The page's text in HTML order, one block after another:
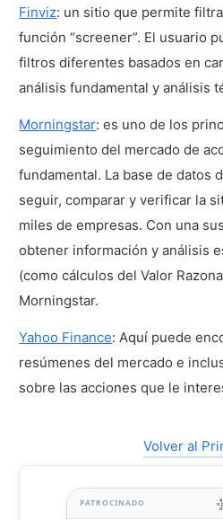
Finviz: un sitio que permite
función “screener”. El usuario
filtros diferentes basados en
análisis fundamental y análisis
Morningstar: es uno de los
seguimiento del mercado de
fundamental. La base de datos
seguir, comparar y verificar la
miles de empresas. Con una
obtener información y análisis
(como cálculos del Valor
Morningstar.
Yahoo Finance: Aquí puede
resúmenes del mercado e
sobre las acciones que le
Volver al
PATROCINADO